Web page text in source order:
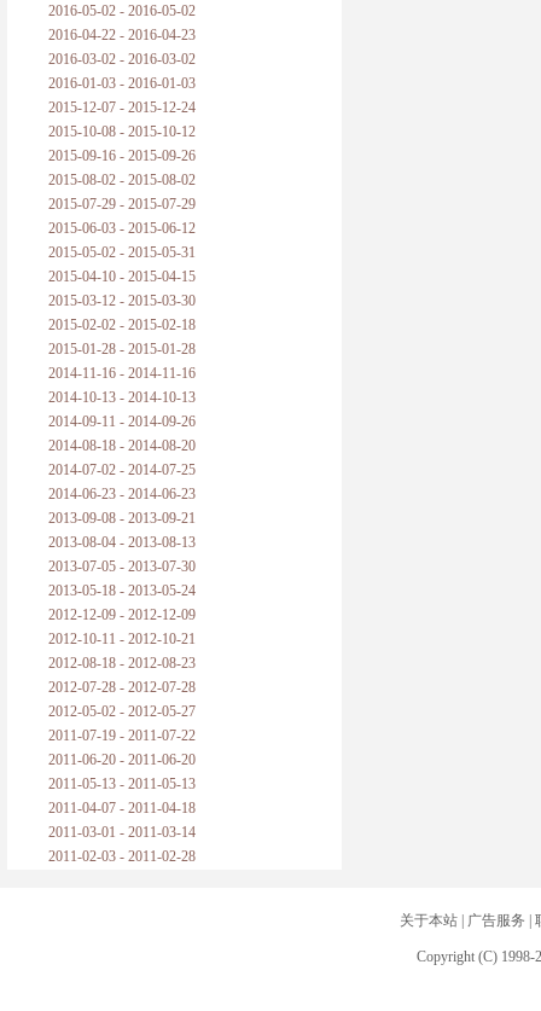
2016-05-02 - 2016-05-02
2016-04-22 - 2016-04-23
2016-03-02 - 2016-03-02
2016-01-03 - 2016-01-03
2015-12-07 - 2015-12-24
2015-10-08 - 2015-10-12
2015-09-16 - 2015-09-26
2015-08-02 - 2015-08-02
2015-07-29 - 2015-07-29
2015-06-03 - 2015-06-12
2015-05-02 - 2015-05-31
2015-04-10 - 2015-04-15
2015-03-12 - 2015-03-30
2015-02-02 - 2015-02-18
2015-01-28 - 2015-01-28
2014-11-16 - 2014-11-16
2014-10-13 - 2014-10-13
2014-09-11 - 2014-09-26
2014-08-18 - 2014-08-20
2014-07-02 - 2014-07-25
2014-06-23 - 2014-06-23
2013-09-08 - 2013-09-21
2013-08-04 - 2013-08-13
2013-07-05 - 2013-07-30
2013-05-18 - 2013-05-24
2012-12-09 - 2012-12-09
2012-10-11 - 2012-10-21
2012-08-18 - 2012-08-23
2012-07-28 - 2012-07-28
2012-05-02 - 2012-05-27
2011-07-19 - 2011-07-22
2011-06-20 - 2011-06-20
2011-05-13 - 2011-05-13
2011-04-07 - 2011-04-18
2011-03-01 - 2011-03-14
2011-02-03 - 2011-02-28
关于本站| 广告服务
Copyright (C) 1998-